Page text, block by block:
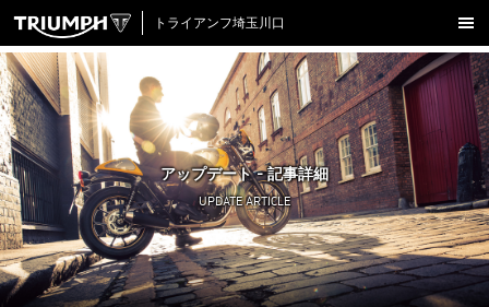
トライアンフ埼玉川口
新車在庫情報
試乗車一覧
認定中古車
アクセサリー
クロージング
アップデート
アップデート - 記事詳細
UPDATE ARTICLE